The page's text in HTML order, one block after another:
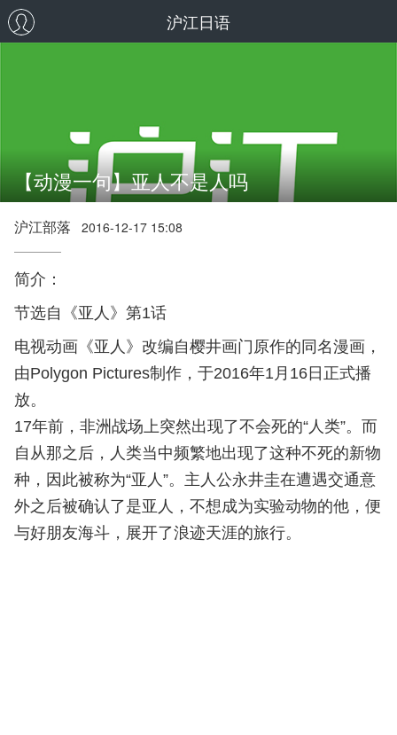
沪江日语
【动漫一句】亚人不是人吗
沪江部落 2016-12-17 15:08
简介：
节选自《亚人 》第1话
电视动画《亚人》改编自樱井画门原作的同名漫画，
由Polygon Pictures制作，于2016年1月16日正式播
放。
17年前，非洲战场上突然出现了不会死的“人类”。而
自从那之后，人类当中频繁地出现了这种不死的新物
种，因此被称为“亚人”。主人公永井圭在遭遇交通意
外之后被确认了是亚人，不想成为实验动物的他，便
与好朋友海斗，展开了浪迹天涯的旅行。